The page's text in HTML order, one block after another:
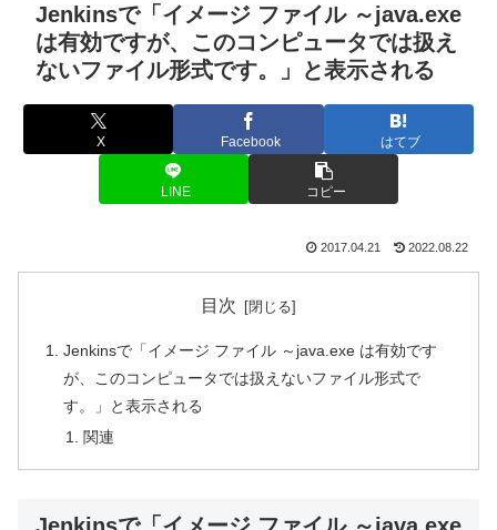
Jenkinsで「イメージ ファイル ～java.exe
は有効ですが、このコンピュータでは扱え
ないファイル形式です。」と表示される
X Facebook はてブ
LINE コピー
2017.04.21 2022.08.22
目次
Jenkinsで「イメージ ファイル ～java.exe は有効です
が、このコンピュータでは扱えないファイル形式で
す。」と表示される
関連